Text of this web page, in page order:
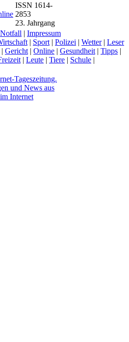
ISSN 1614-
2853
23. Jahrgang
Notfall | Impressum
| Sport | Polizei | Wetter| Leser
| Gericht | Online | Gesundheit | Tipps |
| Leute | Tiere | Schule |